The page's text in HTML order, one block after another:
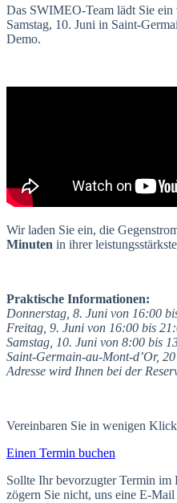
Das SWIMEO-Team lädt Sie
Samstag, 10. Juni in Saint-
Demo.
Wir laden Sie ein, die
Minuten in ihrer
Praktische Informationen:
Donnerstag, 8. Juni von 16:00
Freitag, 9. Juni von 16:00 bis
Samstag, 10. Juni von 8:00 bis
Saint-Germain-au-Mont-d’Or,
Adresse wird Ihnen bei der
Vereinbaren Sie in wenigen
Einen Termin buchen
Sollte Ihr bevorzugter Termin im
zögern Sie nicht, uns eine E-Mail